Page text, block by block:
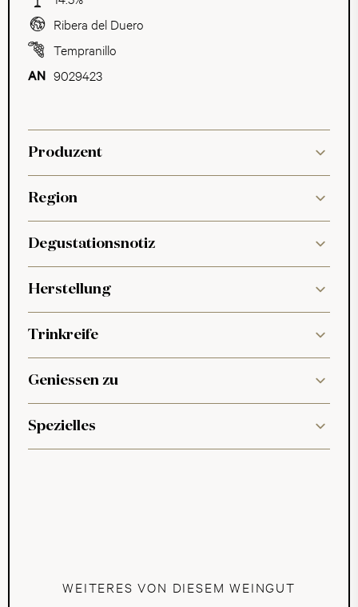
Ribera del Duero
Tempranillo
9029423
Produzent
Region
Degustationsnotiz
Herstellung
Trinkreife
Geniessen zu
Spezielles
WEITERES VON DIESEM WEINGUT